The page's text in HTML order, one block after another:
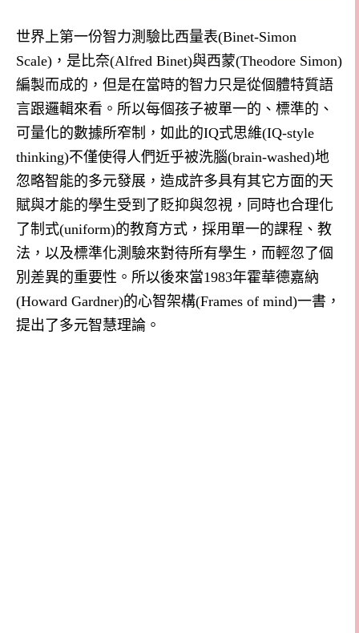
世界上第一份智力測驗比西量表(Binet-Simon
Scale) ，是比奈(Alfred Binet)與西蒙(Theodore Simon)
編製而成的，但是在當時的智力只是從個體特質語
言跟邏輯來看。所以每個孩子被單一的、標準的、
可量化的數據所窄制，如此的IQ式思維(IQ-style
thinking)不僅使得人們近乎被洗腦(brain-washed)地
忽略智能的多元發展，造成許多具有其它方面的天
賦與才能的學生受到了貶抑與忽視，同時也合理化
了制式(uniform)的教育方式，採用單一的課程、教
法，以及標準化測驗來對待所有學生，而輕忽了個
別差異的重要性。所以後來當1983年霍華德嘉納
(Howard Gardner)的心智架構(Frames of mind)一書，
提出了多元智慧理論。